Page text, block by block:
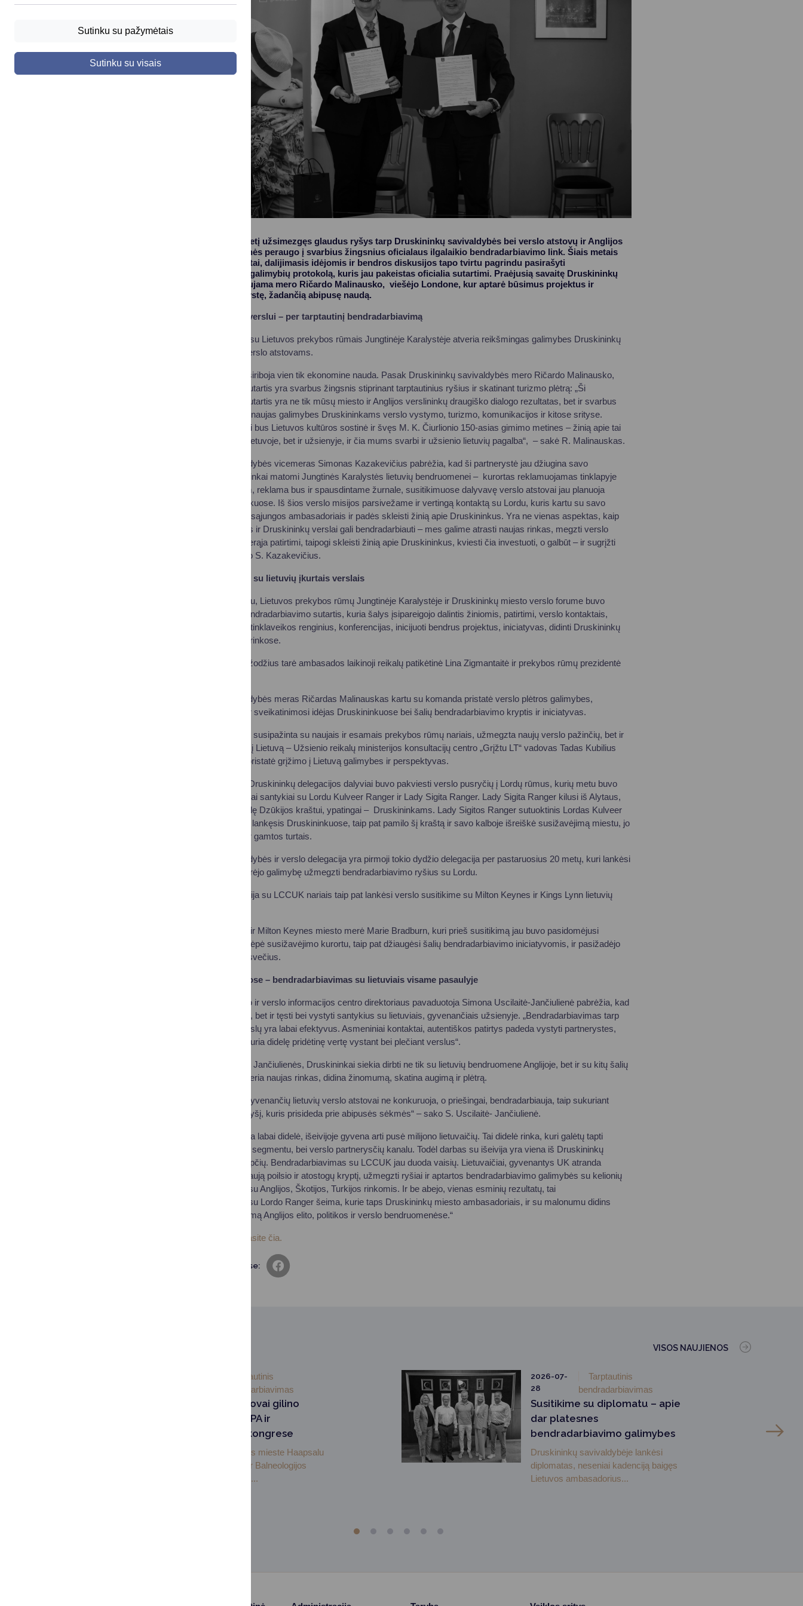
Sutinku su pažymėtais
Sutinku su visais
Pranešėjų apsauga
Asmens duomenų apsauga
Per pastarąjį pusmetį užsimezgęs glaudus ryšys tarp Druskininkų savivaldybės bei verslo atstovų ir Anglijos
verslo bendruomenės peraugo į svarbius žingsnius oficialaus ilgalaikio bendradarbiavimo link. Šiais metais
įvykę abipusiai vizitai, dalijimasis idėjomis ir bendros diskusijos tapo tvirtu pagrindu pasirašyti
bendradarbiavimo galimybių protokolą, kuris jau pakeistas oficialia sutartimi. Praėjusią savaitę Druskininkų
delegacija, vadovaujama mero Ričardo Malinausko, viešėjo Londone, kur aptarė būsimus projektus ir
sustiprino partnerystę, žadančią abipusę naudą.
Naujos galimybės verslui – per tarptautinį bendradarbiavimą
Bendradarbiavimas su Lietuvos prekybos rūmais Jungtinėje Karalystėje atveria reikšmingas galimybes Druskininkų
savivaldybei ir jos verslo atstovams.
Ši partnerystė neapsiriboja vien tik ekonomine nauda. Pasak Druskininkų savivaldybės mero Ričardo Malinausko,
bendradarbiavimo sutartis yra svarbus žingsnis stiprinant tarptautinius ryšius ir skatinant turizmo plėtrą: „Ši
bendradarbiavimo sutartis yra ne tik mūsų miesto ir Anglijos verslininkų draugiško dialogo rezultatas, bet ir svarbus
žingsnis, atveriantis naujas galimybes Druskininkams verslo vystymo, turizmo, komunikacijos ir kitose srityse.
Kitąmet Druskininkai bus Lietuvos kultūros sostinė ir švęs M. K. Čiurlionio 150-asias gimimo metines – žinią apie tai
skleidžiame ne tik Lietuvoje, bet ir užsienyje, ir čia mums svarbi ir užsienio lietuvių pagalba“, – sakė R. Malinauskas.
Druskininkų savivaldybės vicemeras Simonas Kazakevičius pabrėžia, kad ši partnerystė jau džiugina savo
rezultatais. „Druskininkai matomi Jungtinės Karalystės lietuvių bendruomenei – kurortas reklamuojamas tinklapyje
www.londoniete.com, reklama bus ir spausdintame žurnale, susitikimuose dalyvavę verslo atstovai jau planuoja
atostogas Druskininkuose. Iš šios verslo misijos parsivežame ir vertingą kontaktą su Lordu, kuris kartu su savo
žmona taps Kurorto sąjungos ambasadoriais ir padės skleisti žinią apie Druskininkus. Yra ne vienas aspektas, kaip
Jungtinės Karalystės ir Druskininkų verslai gali bendradarbiauti – mes galime atrasti naujas rinkas, megzti verslo
kontaktus, dalintis gerąja patirtimi, taipogi skleisti žinią apie Druskininkus, kviesti čia investuoti, o galbūt – ir sugrįžti
gyventi,“ – pažymėjo S. Kazakevičius.
Londone – pažintis su lietuvių įkurtais verslais
Vizito į Londoną metu, Lietuvos prekybos rūmų Jungtinėje Karalystėje ir Druskininkų miesto verslo forume buvo
pasirašyta oficiali bendradarbiavimo sutartis, kuria šalys įsipareigojo dalintis žiniomis, patirtimi, verslo kontaktais,
organizuoti bendrus tinklaveikos renginius, konferencijas, inicijuoti bendrus projektus, iniciatyvas, didinti Druskininkų
žinomumą užsienio rinkose.
Forume sveikinimo žodžius tarė ambasados laikinoji reikalų patikėtinė Lina Zigmantaitė ir prekybos rūmų prezidentė
Druskininkų savivaldybės meras Ričardas Malinauskas kartu su komanda pristatė verslo plėtros galimybes,
darbostogų, poilsio ir sveikatinimosi idėjas Druskininkuose bei šalių bendradarbiavimo kryptis ir iniciatyvas.
Renginio metu ne tik susipažinta su naujais ir esamais prekybos rūmų nariais, užmegzta naujų verslo pažinčių, bet ir
kalbėta apie grįžimą į Lietuvą – Užsienio reikalų ministerijos konsultacijų centro „Grįžtu LT“ vadovas Tadas Kubilius
renginio dalyviams pristatė grįžimo į Lietuvą galimybes ir perspektyvas.
Verslo misjos metu Druskininkų delegacijos dalyviai buvo pakviesti verslo pusryčių į Lordų rūmus, kurių metu buvo
užmegzti diplomatiniai santykiai su Lordu Kulveer Ranger ir Lady Sigita Ranger. Lady Sigita Ranger kilusi iš Alytaus,
puoselėja didelę meilę Dzūkijos kraštui, ypatingai – Druskininkams. Lady Sigitos Ranger sutuoktinis Lordas Kulveer
Ranger, jau ne kartą lankęsis Druskininkuose, taip pat pamilo šį kraštą ir savo kalboje išreiškė susižavėjimą miestu, jo
unikaliais objektais ir gamtos turtais.
Druskininkų savivaldybės ir verslo delegacija yra pirmoji tokio dydžio delegacija per pastaruosius 20 metų, kuri lankėsi
Lordų rūmuose, ir turėjo galimybę užmegzti bendradarbiavimo ryšius su Lordu.
Druskininkų delegacija su LCCUK nariais taip pat lankėsi verslo susitikime su Milton Keynes ir Kings Lynn lietuvių
Renginyje dalyvavo ir Milton Keynes miesto merė Marie Bradburn, kuri prieš susitikimą jau buvo pasidomėjusi
Druskininkais ir neslėpė susižavėjimo kurortu, taip pat džiaugėsi šalių bendradarbiavimo iniciatyvomis, ir pasižadėjo
greitu laiku atvykti į svečius.
Druskininkų planuose – bendradarbiavimas su lietuviais visame pasaulyje
Druskininkų Turizmo ir verslo informacijos centro direktoriaus pavaduotoja Simona Uscilaitė-Jančiulienė pabrėžia, kad
svarbu ne tik pradėti, bet ir tęsti bei vystyti santykius su lietuviais, gyvenančiais užsienyje. „Bendradarbiavimas tarp
mūsų ir užsienio verslų yra labai efektyvus. Asmeniniai kontaktai, autentiškos patirtys padeda vystyti partnerystes,
naujas idėjas, o tai kuria didelę pridėtinę vertę vystant bei plečiant verslus“.
Pasak S. Uscilaitės- Jančiulienės, Druskininkai siekia dirbti ne tik su lietuvių bendruomene Anglijoje, bet ir su kitų šalių
lietuviais, nes tai atveria naujas rinkas, didina žinomumą, skatina augimą ir plėtrą.
„Mūsų ir užsienyje gyvenančių lietuvių verslo atstovai ne konkuruoja, o priešingai, bendradarbiauja, taip sukuriant
stipresnį tarptautinį ryšį, kuris prisideda prie abipusės sėkmės“ – sako S. Uscilaitė- Jančiulienė.
„Lietuvių diaspora yra labai didelė, išeivijoje gyvena arti pusė milijono lietuvaičių. Tai didelė rinka, kuri galėtų tapti
Druskininkų turizmo segmentu, bei verslo partnerysčių kanalu. Todėl darbas su išeivija yra viena iš Druskininkų
verslumo centro krypčių. Bendradarbiavimas su LCCUK jau duoda vaisių. Lietuvaičiai, gyvenantys UK atranda
Druskininkus kaip naują poilsio ir atostogų kryptį, užmegzti ryšiai ir aptartos bendradarbiavimo galimybės su kelionių
agentūra, kuri dirba su Anglijos, Škotijos, Turkijos rinkomis. Ir be abejo, vienas esminių rezultatų, tai
bendradarbiavimas su Lordo Ranger šeima, kurie taps Druskininkų miesto ambasadoriais, ir su malonumu didins
Druskininkų žinomumą Anglijos elito, politikos ir verslo bendruomenėse.“
Nuotraukų galeriją rasite čia.
Dalintis soc. tinkluose:
VISOS NAUJIENOS
Tarptautinis
bendradarbiavimas
Druskininkų atstovai gilino
žinias Europos SPA ir
sveikatingumo kongrese
Spalio 8–10 d. Estijos mieste Haapsalu
vyko Europos SPA ir Balneologijos
kongresas, žymintis...
2026-07-
28
Tarptautinis
bendradarbiavimas
Susitikime su diplomatu – apie
dar platesnes
bendradarbiavimo galimybes
Druskininkų savivaldybėje lankėsi
diplomatas, neseniai kadenciją baigęs
Lietuvos ambasadorius...